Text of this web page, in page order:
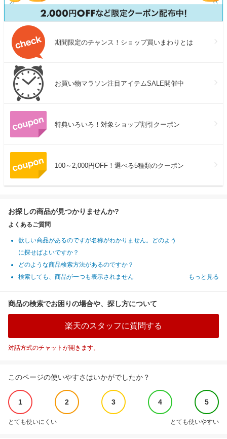
期間限定のチャンス！ショップ買いまわりとは
お買い物マラソン注目アイテムSALE開催中
特典いろいろ！対象ショップ割引クーポン
100～2,000円OFF！選べる5種類のクーポン
お探しの商品が見つかりませんか?
よくあるご質問
欲しい商品があるのですが名称がわかりません。どのよう
に探せばよいですか？
どのような商品検索方法があるのですか？
検索しても、商品が一つも表示されません
もっと見る
商品の検索でお困りの場合や、探し方について
楽天のスタッフに質問する
対話方式のチャットが開きます。
このページの使いやすさはいかがでしたか？
1 2 3 4 5
とても使いにくい とても使いやすい